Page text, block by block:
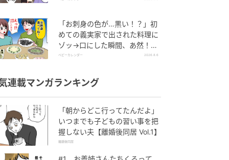
「お刺身の色が…黒い！？」初
めての義実家で出された料理に
ゾッ→口にした瞬間、あ然！刺
身の正体は
ベビーカレンダー 2026.8.6
連載マンガランキング
「朝からどこ行ってたんだよ」
いつまでも子どもの習い事を把
握しない夫【離婚後同居 Vol.1】
離婚後同居